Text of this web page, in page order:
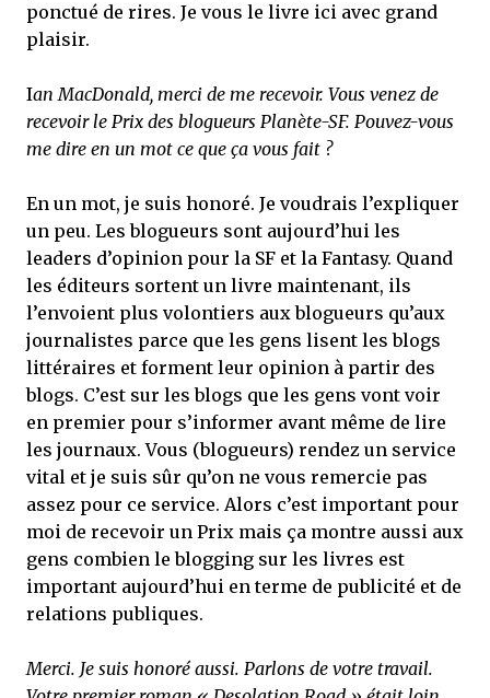
ponctué de rires. Je vous le livre ici avec grand
plaisir.
Ian MacDonald, merci de me recevoir. Vous venez de
recevoir le Prix des blogueurs Planète-SF. Pouvez-vous
me dire en un mot ce que ça vous fait ?
En un mot, je suis honoré. Je voudrais l’expliquer
un peu. Les blogueurs sont aujourd’hui les
leaders d’opinion pour la SF et la Fantasy. Quand
les éditeurs sortent un livre maintenant, ils
l’envoient plus volontiers aux blogueurs qu’aux
journalistes parce que les gens lisent les blogs
littéraires et forment leur opinion à partir des
blogs. C’est sur les blogs que les gens vont voir
en premier pour s’informer avant même de lire
les journaux. Vous (blogueurs) rendez un service
vital et je suis sûr qu’on ne vous remercie pas
assez pour ce service. Alors c’est important pour
moi de recevoir un Prix mais ça montre aussi aux
gens combien le blogging sur les livres est
important aujourd’hui en terme de publicité et de
relations publiques.
Merci. Je suis honoré aussi. Parlons de votre travail.